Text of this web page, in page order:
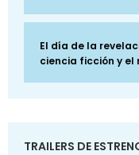
El día de la
ciencia ficción y el
TRAILERS DE